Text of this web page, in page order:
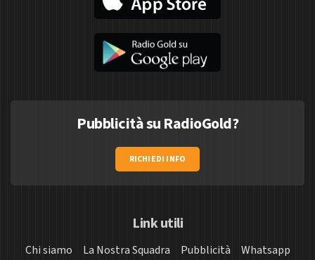
Pubblicità su RadioGold?
RICHIEDI INFO
Link utili
Chi siamo La Nostra Squadra Pubblicità
Whatsapp